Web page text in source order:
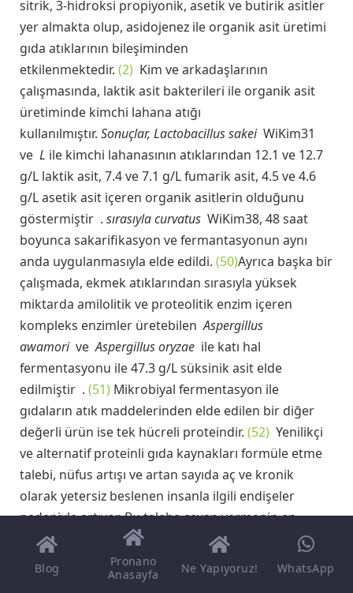
sitrik, 3-hidroksi propiyonik, asetik ve butirik asitler
yer almakta olup, asidojenez ile organik asit üretimi
gıda atıklarının bileşiminden
etkilenmektedir. (2) Kim ve arkadaşlarının
çalışmasında, laktik asit bakterileri ile organik asit
üretiminde kimchi lahana atığı
kullanılmıştır. Sonuçlar, Lactobacillus sakeiWiKim31
ve L ile kimchi lahanasının atıklarından 12.1 ve 12.7
g/L laktik asit, 7.4 ve 7.1 g/L fumarik asit, 4.5 ve 4.6
g/L asetik asit içeren organik asitlerin olduğunu
göstermiştir . sırasıyla curvatus WiKim38, 48 saat
boyunca sakarifikasyon ve fermantasyonun aynı
anda uygulanmasıyla elde edildi. (50)Ayrıca başka bir
çalışmada, ekmek atıklarından sırasıyla yüksek
miktarda amilolitik ve proteolitik enzim içeren
kompleks enzimler üretebilenAspergillus
awamoriveAspergillus oryzae ile katı hal
fermentasyonu ile 47.3 g/L süksinik asit elde
edilmiştir . (51) Mikrobiyal fermentasyon ile
gıdaların atık maddelerinden elde edilen bir diğer
değerli ürün ise tek hücreli proteindir. (52) Yenilikçi
ve alternatif proteinli gıda kaynakları formüle etme
talebi, nüfus artışı ve artan sayıda aç ve kronik
olarak yetersiz beslenen insanla ilgili endişeler
nedeniyle artıyor. Bu talebe cevap vermenin en
önemli adımı tek hücreli protein
üretimidir.
Bakteri, maya, alg ve mantar gibi
mikrobiyal biyokütleden ekstrakte edilen protein
Blog
Pronano
Anasayfa
Ne Yapıyoruz! WhatsApp